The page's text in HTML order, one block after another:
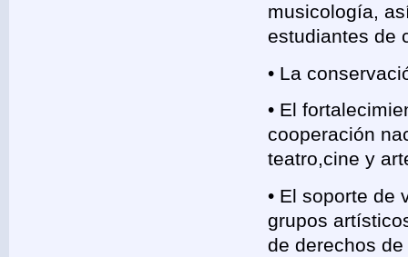
musicología,
estudiantes de
• La
• El
cooperación
teatro,cine y
• El soporte de
grupos
de derechos